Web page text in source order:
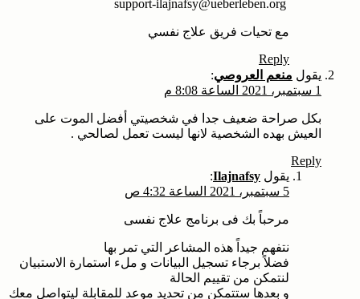
مع تحيات فريق علاج نفسي
Reply
يقول منعم العروصي:
1 سبتمبر، 2021 الساعة 8:08 م
بكل صراحة ضعيف جدا في شخصيتي أفضل الموت على
العيش بهده الشخصية لانها ليست تعمل لصالحي .
Reply
يقول Ilajnafsy
:
5 سبتمبر، 2021 الساعة 4:32 ص
مرحباً بك فى برنامج علاج نفسى
نتفهم جيداً هذه المشاعر التي تمر بها
فضلاً برجاء تسجيل البيانات و ملء استمارة الاستبيان
لنتمكن من تقييم الحالة
و بعدها ستتمكن من تحديد موعد للمقابلة ليتواصل معك